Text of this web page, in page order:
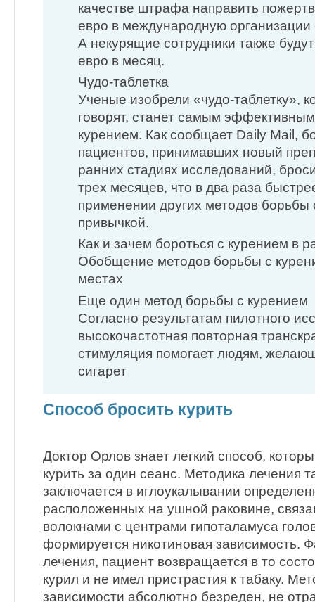
качестве штрафа направить
евро в международную организации
А некурящие сотрудники также
евро в месяц.
Чудо-таблетка
Ученые изобрели «чудо-таблетку»,
говорят, станет самым
курением. Как сообщает Daily Mail,
пациентов, принимавших новый
ранних стадиях исследований,
трех месяцев, что в два раза
применении других методов борьбы
привычкой.
Как и зачем бороться с курением в
Обобщение методов борьбы с
местах
Еще один метод борьбы с курением
Согласно результатам пилотного
высокочастотная повторная
стимуляция помогает людям,
сигарет
Способ бросить курить
Доктор Орлов знает легкий способ,
курить за один сеанс. Методика лечения
заключается в иглоукалывании
расположенных на ушной раковине,
волокнами с центрами гипоталамуса
формируется никотиновая зависимость.
лечения, пациент возвращается в то
курил и не имел пристрастия к табаку.
зависимости абсолютно безреден, не